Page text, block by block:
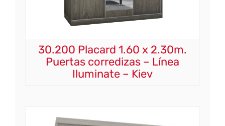
30.200 Placard 1.60 x 2.30m.
Puertas corredizas – Línea
Iluminate – Kiev